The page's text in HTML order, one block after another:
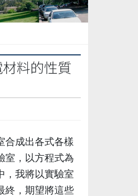
料的性質
合成出各式各樣
室，以方程式為
，我將以實驗室
終，期望將這些